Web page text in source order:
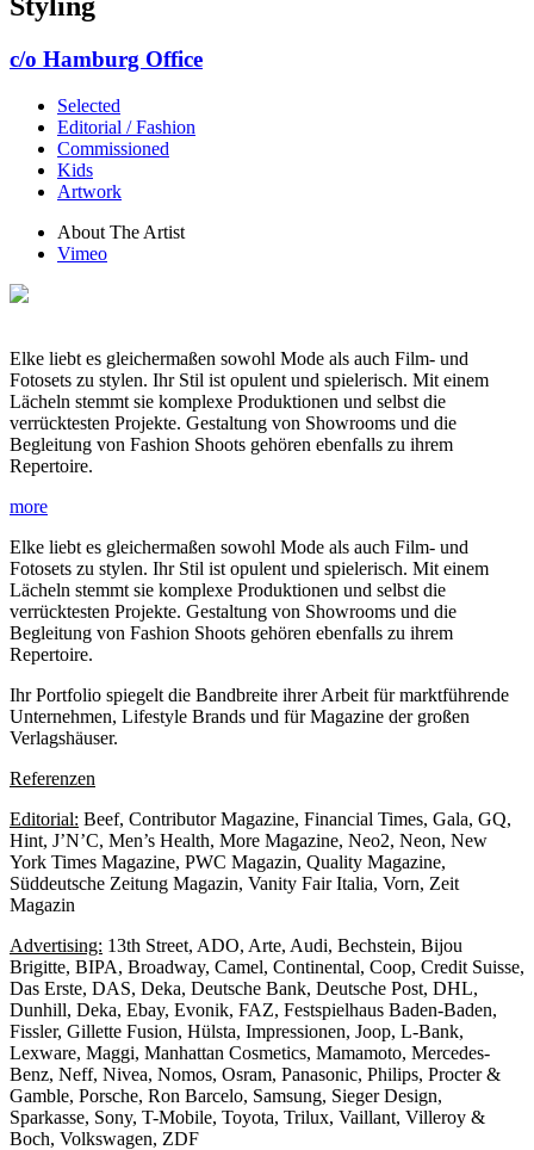
c/o Hamburg Office
Selected
Editorial / Fashion
Commissioned
Kids
Artwork
About The Artist
Vimeo
Elke liebt es gleichermaßen sowohl Mode als auch Film- und
Fotosets zu stylen. Ihr Stil ist opulent und spielerisch. Mit einem
Lächeln stemmt sie komplexe Produktionen und selbst die
verrücktesten Projekte. Gestaltung von Showrooms und die
Begleitung von Fashion Shoots gehören ebenfalls zu ihrem
Repertoire.
more
Elke liebt es gleichermaßen sowohl Mode als auch Film- und
Fotosets zu stylen. Ihr Stil ist opulent und spielerisch. Mit einem
Lächeln stemmt sie komplexe Produktionen und selbst die
verrücktesten Projekte. Gestaltung von Showrooms und die
Begleitung von Fashion Shoots gehören ebenfalls zu ihrem
Repertoire.
Ihr Portfolio spiegelt die Bandbreite ihrer Arbeit für marktführende
Unternehmen, Lifestyle Brands und für Magazine der großen
Verlagshäuser.
Referenzen
Editorial: Beef, Contributor Magazine, Financial Times, Gala, GQ,
Hint, J’N’C, Men’s Health, More Magazine, Neo2, Neon, New
York Times Magazine, PWC Magazin, Quality Magazine,
Süddeutsche Zeitung Magazin, Vanity Fair Italia, Vorn, Zeit
Magazin
Advertising: 13th Street, ADO, Arte, Audi, Bechstein, Bijou
Brigitte, BIPA, Broadway, Camel, Continental, Coop, Credit Suisse,
Das Erste, DAS, Deka, Deutsche Bank, Deutsche Post, DHL,
Dunhill, Deka, Ebay, Evonik, FAZ, Festspielhaus Baden-Baden,
Fissler, Gillette Fusion, Hülsta, Impressionen, Joop, L-Bank,
Lexware, Maggi, Manhattan Cosmetics, Mamamoto, Mercedes-
Benz, Neff, Nivea, Nomos, Osram, Panasonic, Philips, Procter &
Gamble, Porsche, Ron Barcelo, Samsung, Sieger Design,
Sparkasse, Sony, T-Mobile, Toyota, Trilux, Vaillant, Villeroy &
Boch, Volkswagen, ZDF